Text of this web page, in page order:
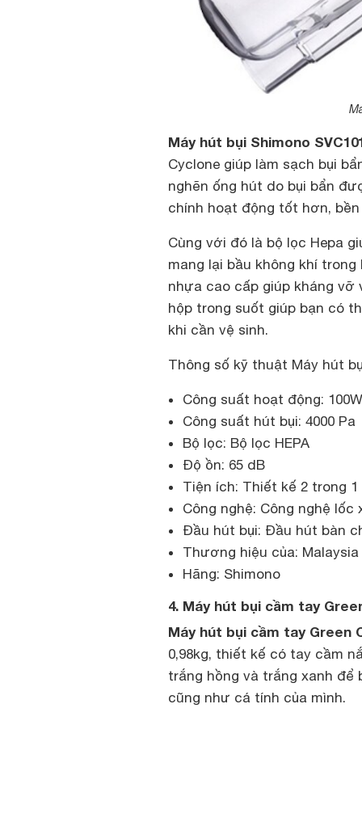
Máy hút bụi Shimono
Cyclone giúp làm sạch bụi
nghẽn ống hút do bụi bẩn
chính hoạt động tốt hơn,
Cùng với đó là bộ lọc Hepa
mang lại bầu không khí
nhựa cao cấp giúp kháng
hộp trong suốt giúp bạn có
khi cần vệ sinh.
Thông số kỹ thuật Máy hút
Công suất hoạt động: 100W
Công suất hút bụi: 4000 Pa
Bộ lọc: Bộ lọc HEPA
Độ ồn: 65 dB
Tiện ích: Thiết kế 2 trong
Công nghệ: Công nghệ lốc
Đầu hút bụi: Đầu hút bàn
Thương hiệu của: Malaysia
Hãng: Shimono
4. Máy hút bụi cầm tay
Máy hút bụi cầm tay Green
0,98kg, thiết kế có tay cầm
trắng hồng và trắng xanh
cũng như cá tính của mình.